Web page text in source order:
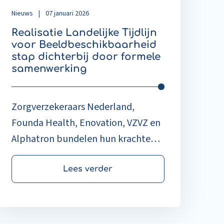
Nieuws | 07 januari 2026
Realisatie Landelijke Tijdlijn
voor Beeldbeschikbaarheid
stap dichterbij door formele
samenwerking
Zorgverzekeraars Nederland,
Founda Health, Enovation, VZVZ en
Alphatron bundelen hun krachten
om de Landelijke Tijdlijn voor
Beeldbeschikbaarheid te realiseren.
Dit landelijke netwerk zorgt ervoor
Lees verder
samenwerking